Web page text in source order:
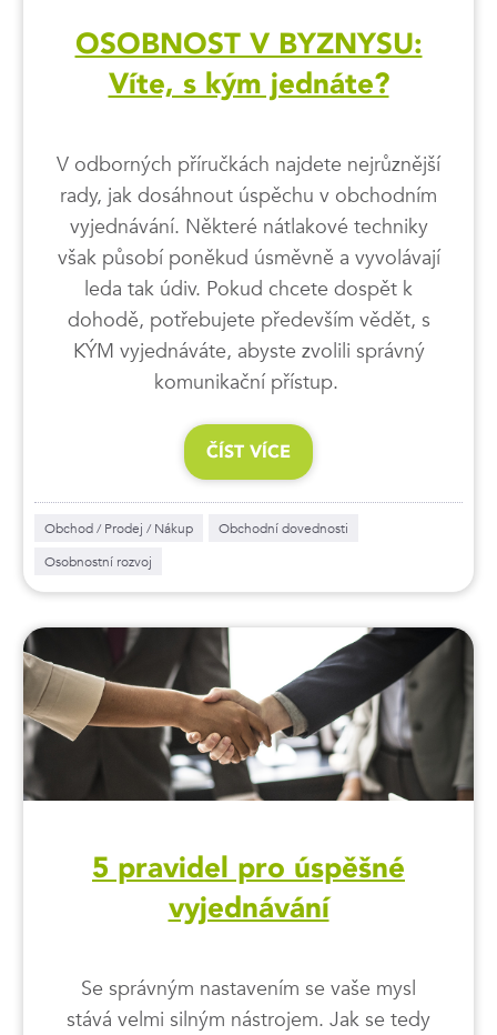
OSOBNOST V BYZNYSU:
Víte, s kým jednáte?
V odborných příručkách najdete nejrůznější
rady, jak dosáhnout úspěchu v obchodním
vyjednávání. Některé nátlakové techniky
však působí poněkud úsměvně a vyvolávají
leda tak údiv. Pokud chcete dospět k
dohodě, potřebujete především vědět, s
KÝM vyjednáváte, abyste zvolili správný
komunikační přístup.
ČÍST VÍCE
Obchod / Prodej / Nákup
Obchodní dovednosti
Osobnostní rozvoj
5 pravidel pro úspěšné
vyjednávání
Se správným nastavením se vaše mysl
stává velmi silným nástrojem. Jak se tedy